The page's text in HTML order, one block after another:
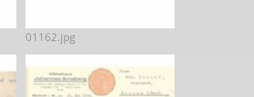
01162.jpg